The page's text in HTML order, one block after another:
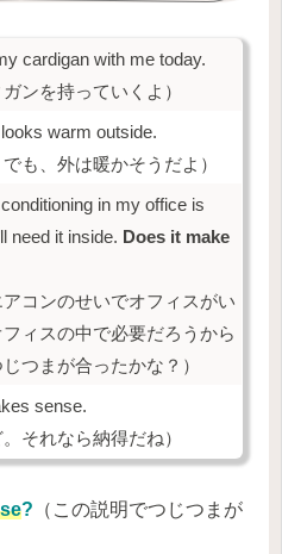
cardigan with me today.
ンを持っていくよ）
warm outside.
も、外は暖かそうだよ）
in my office is
need it inside. Does it make
アコンのせいでオフィスがい
ィスの中で必要だろうから
つまが合ったかな？）
sense.
それなら納得だね）
? （この説明でつじつまが